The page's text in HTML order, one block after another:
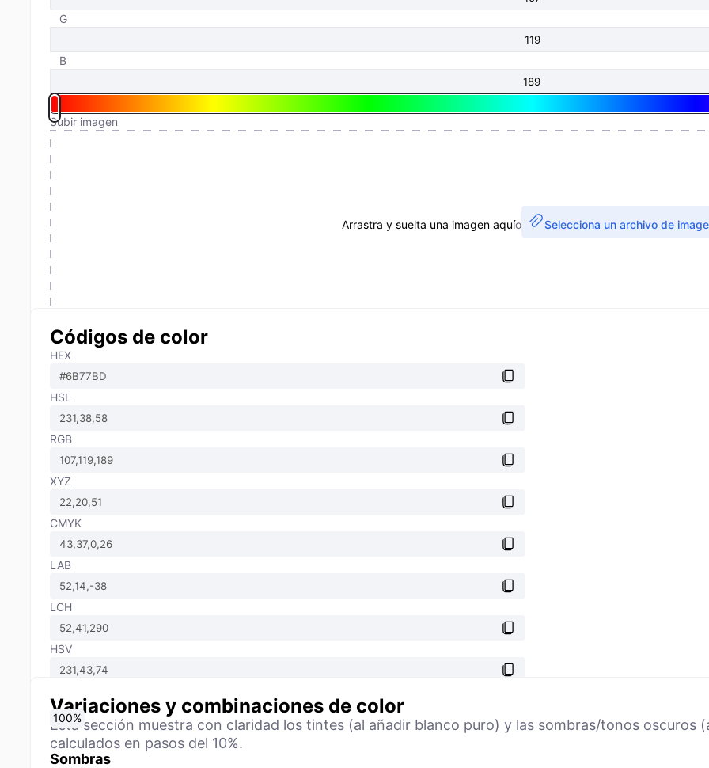
G
B
Subir imagen
Arrastra y suelta una imagen aquío Selecciona un archivo de
Códigos de color
HEX
HSL
RGB
XYZ
CMYK
LAB
LCH
HSV
Variaciones y combinaciones de color
Esta sección muestra con claridad los tintes (al añadir blanco puro) y las sombras/tonos oscuros
calculados en pasos del 10%.
Sombras
0%
10%
20%
30%
40%
50%
60%
70%
80%
90%
100%